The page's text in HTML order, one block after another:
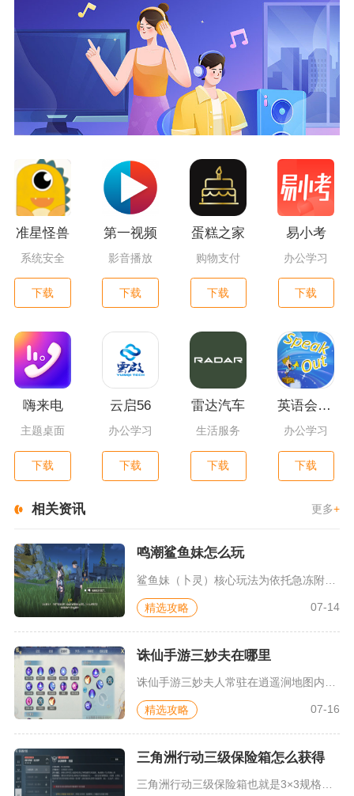
准星怪兽
系统安全
下载
第一视频
影音播放
下载
蛋糕之家
购物支付
下载
易小考
办公学习
下载
嗨来电
主题桌面
下载
云启56
办公学习
下载
雷达汽车
生活服务
下载
英语会话达人
办公学习
下载
相关资讯 更多+
鸣潮鲨鱼妹怎么玩
鲨鱼妹（卜灵）核心玩法为依托急冻附魔叠加巡游层数，依靠蓄力重...
精选攻略 07-14
诛仙手游三妙夫在哪里
精选攻略 07-16
三角洲行动三级保险箱怎么获得
三角洲行动三级保险箱也就是3×3规格顶级安全箱，唯一获取途径...